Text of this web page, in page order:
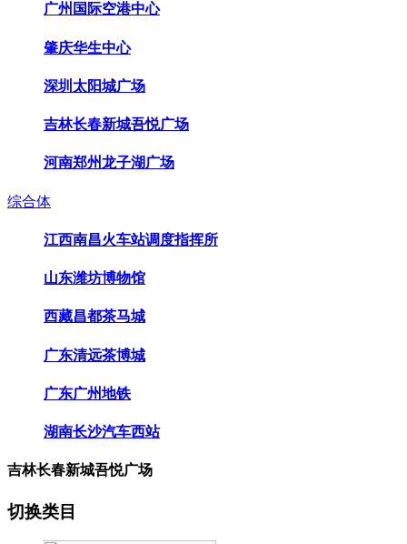
广州国际空港中心
肇庆华生中心
深圳太阳城广场
吉林长春新城吾悦广场
河南郑州龙子湖广场
综合体
江西南昌火车站调度指挥所
山东潍坊博物馆
西藏昌都茶马城
广东清远茶博城
广东广州地铁
湖南长沙汽车西站
吉林长春新城吾悦广场
切换类目